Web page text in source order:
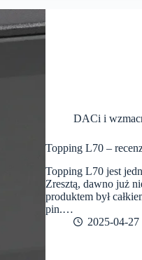
DACi i
Topping L70 –
Topping L70 jest
Zresztą, dawno już
produktem był
pin.…
2025-04-27